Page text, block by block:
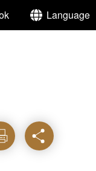
Language
分享